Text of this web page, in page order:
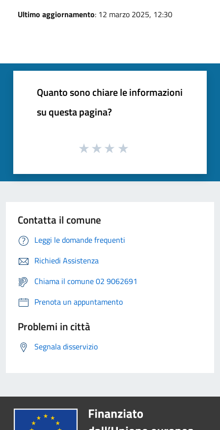
Ultimo aggiornamento: 12 marzo 2025, 12:30
Quanto sono chiare le informazioni
su questa pagina?
Contatta il comune
Leggi le domande frequenti
Richiedi Assistenza
Chiama il comune 02 9062691
Prenota un appuntamento
Problemi in città
Segnala disservizio